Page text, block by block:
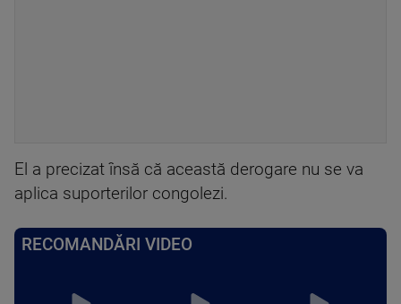
El a precizat însă că această derogare nu se va
aplica suporterilor congolezi.
RECOMANDĂRI VIDEO